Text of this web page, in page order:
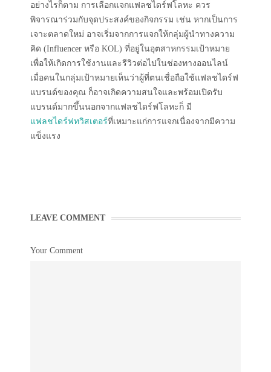
อย่างไรก็ตาม การเลือกแจกแฟลชไดร์ฟโลหะ ควร
พิจารณาร่วมกับจุดประสงค์ของกิจกรรม เช่น หากเป็นการ
เจาะตลาดใหม่ อาจเริ่มจากการแจกให้กลุ่มผู้นำทางความ
คิด (Influencer หรือ KOL) ที่อยู่ในอุตสาหกรรมเป้าหมาย
เพื่อให้เกิดการใช้งานและรีวิวต่อไปในช่องทางออนไลน์
เมื่อคนในกลุ่มเป้าหมายเห็นว่าผู้ที่ตนเชื่อถือใช้แฟลชไดร์ฟ
แบรนด์ของคุณ ก็อาจเกิดความสนใจและพร้อมเปิดรับ
แบรนด์มากขึ้นนอกจากแฟลชไดร์ฟโลหะก็ มี
แฟลชไดร์ฟทวิสเตอร์ที่เหมาะแก่การแจกเนื่องจากมีความ
แข็งแรง
LEAVE COMMENT
Your Comment